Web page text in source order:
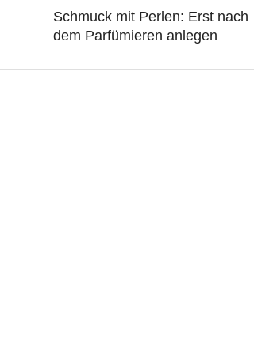
Schmuck mit Perlen: Erst nach
dem Parfümieren anlegen